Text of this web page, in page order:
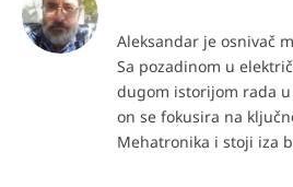
Aleksandar je osnivač
Sa pozadinom u
dugom istorijom rada
on se fokusira na
Mehatronika i stoji iza